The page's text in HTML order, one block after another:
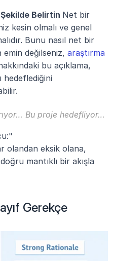
Belirtin Net bir
kesin olmalı ve genel
Bunu nasıl net bir
emin değilseniz, araştırma
bu açıklama,
hedeflediğini
Bu proje hedefliyor…
olandan eksik olana,
mantıklı bir akışla
Gerekçe